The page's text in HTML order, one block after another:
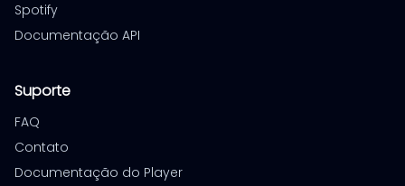
Spotify
Documentação API
Suporte
FAQ
Contato
Documentação do Player